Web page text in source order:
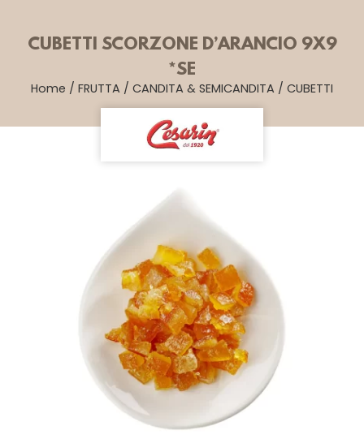
CUBETTI SCORZONE D’ARANCIO 9X9
*SE
Home / FRUTTA / CANDITA & SEMICANDITA / CUBETTI